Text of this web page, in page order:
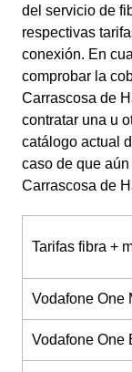
del servicio de
respectivas
conexión. En
comprobar la
Carrascosa de
contratar una u
catálogo actual
caso de que
Carrascosa de
Tarifas fibra +
Vodafone One
Vodafone One